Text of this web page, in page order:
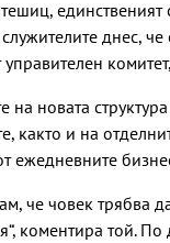
единственият
днес,
управителен
на новата
както и на
ежедневните
че човек трябва
коментира той.